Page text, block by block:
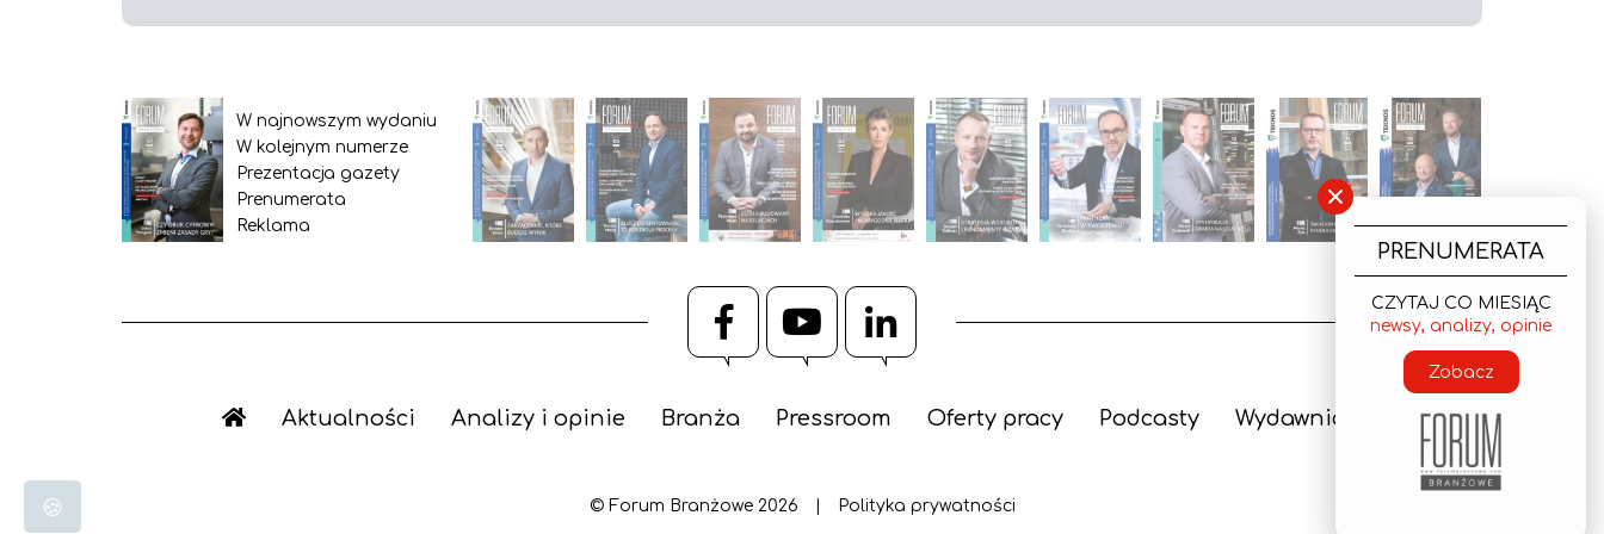
W najnowszym wydaniu
W kolejnym numerze
Prezentacja gazety
Prenumerata
Reklama
FacebookYouTube
LinkedIn
Aktualności Analizy i opinie Branża Pressroom Oferty pracy Podcasty Wydawnictwo
© Forum Branżowe 2026 | Polityka prywatności
×
PRENUMERATA
CZYTAJ CO MIESIĄC
newsy, analizy, opinie
Zobacz
🍪